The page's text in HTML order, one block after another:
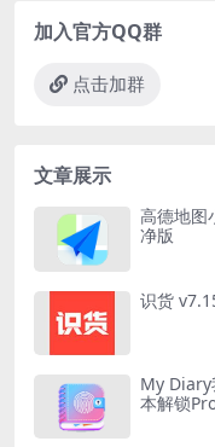
加入官方QQ群
点击加群
文章展示
高德地图
净版
识货
My Diary
本解锁